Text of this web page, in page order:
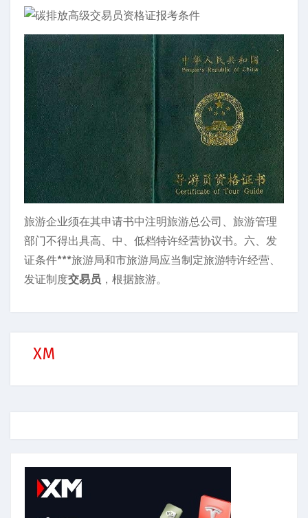
旅游企业须在其申请书中注明旅游总公司、旅游管理
部门不得出具高、中、低档特许经营协议书。六、发
证条件***旅游局和市旅游局应当制定旅游特许经营、
发证制度交易员 ，根据旅游。
XM